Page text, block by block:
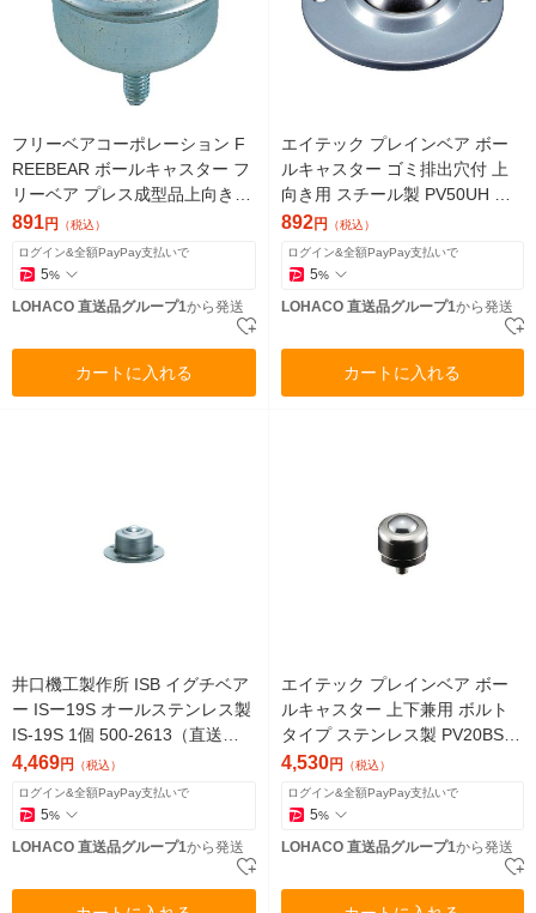
フリーベアコーポレーション F
REEBEAR ボールキャスター フ
リーベア プレス成型品上向き用
スチール製 Cー8B 1個（直送
品）
891円 （税込）
ログイン&全額PayPay支払いで
5%
LOHACO 直送品グループ1から発送
カートに入れる
エイテック プレインベア ボー
ルキャスター ゴミ排出穴付 上
向き用 スチール製 PV50UH 許
容荷重50kg 1個 856-0255（直
送品）
892円 （税込）
ログイン&全額PayPay支払いで
5%
LOHACO 直送品グループ1から発送
カートに入れる
井口機工製作所 ISB イグチベア
ー ISー19S オールステンレス製
IS-19S 1個 500-2613（直送
品）
4,469円 （税込）
ログイン&全額PayPay支払いで
5%
LOHACO 直送品グループ1から発送
エイテック プレインベア ボー
ルキャスター 上下兼用 ボルト
タイプ ステンレス製 PV20BS
許容荷重80kg 1個 856-0304
（直送品）
4,530円 （税込）
ログイン&全額PayPay支払いで
5%
LOHACO 直送品グループ1から発送